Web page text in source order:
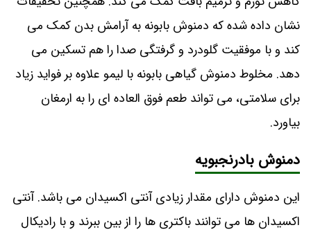
نشان داده شده که دمنوش بابونه به آرامش بدن کمک می
کند و با موفقیت گلودرد و گرفتگی صدا را هم تسکین می
دهد. مخلوط دمنوش گیاهی بابونه با لیمو علاوه بر فواید زیاد
برای سلامتی، می تواند طعم فوق العاده ای را به ارمغان
بیاورد.
دمنوش بادرنجبویه
این دمنوش دارای مقدار زیادی آنتی اکسیدان می باشد. آنتی
اکسیدان ها می توانند باکتری ها را از بین ببرند و با رادیکال